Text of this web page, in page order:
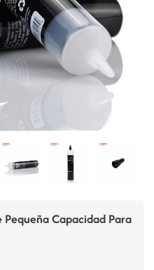
Pequeña Capacidad Para